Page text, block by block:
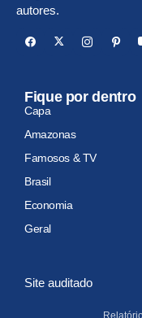
autores.
Fique por dentro
Capa
Amazonas
Famosos & TV
Brasil
Economia
Geral
Site auditado